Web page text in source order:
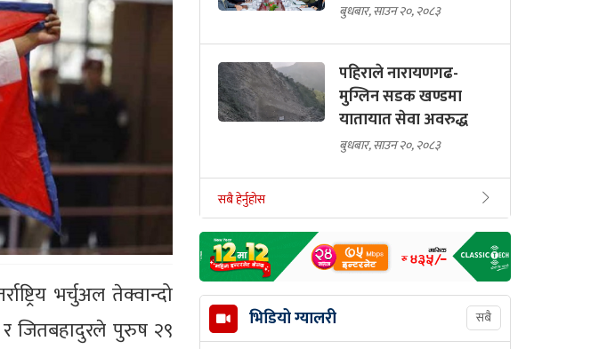
भर्चुअल तेक्वान्दो
जितबहादुरले पुरुष २९
बुधबार, साउन २०, २०८३
पहिराले नारायणगढ-
मुग्लिन सडक खण्डमा
यातायात सेवा अवरुद्ध
बुधबार, साउन २०, २०८३
सबै हेर्नुहोस
भिडियो ग्यालरी सबै